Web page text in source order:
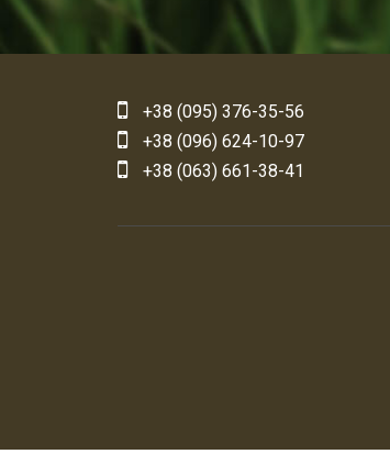
+38 (095) 376-35-56
+38 (096) 624-10-97
+38 (063) 661-38-41